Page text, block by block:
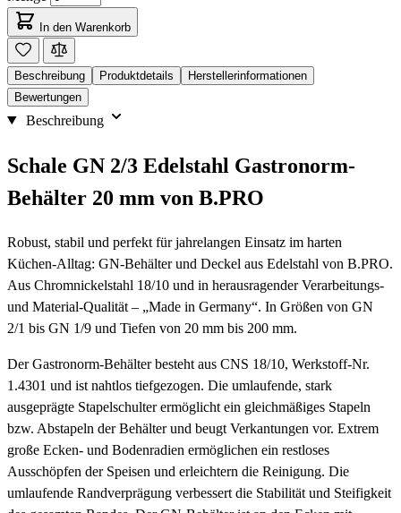
In den Warenkorb
Beschreibung Produktdetails
Herstellerinformationen
Bewertungen
Beschreibung
Schale GN 2/3 Edelstahl Gastronorm-
Behälter 20 mm von B.PRO
Robust, stabil und perfekt für jahrelangen Einsatz im harten
Küchen-Alltag: GN-Behälter und Deckel aus Edelstahl von B.PRO.
Aus Chromnickelstahl 18/10 und in herausragender Verarbeitungs-
und Material-Qualität – „Made in Germany“. In Größen von GN
2/1 bis GN 1/9 und Tiefen von 20 mm bis 200 mm.
Der Gastronorm-Behälter besteht aus CNS 18/10, Werkstoff-Nr.
1.4301 und ist nahtlos tiefgezogen. Die umlaufende, stark
ausgeprägte Stapelschulter ermöglicht ein gleichmäßiges Stapeln
bzw. Abstapeln der Behälter und beugt Verkantungen vor. Extrem
große Ecken- und Bodenradien ermöglichen ein restloses
Ausschöpfen der Speisen und erleichtern die Reinigung. Die
umlaufende Randverprägung verbessert die Stabilität und Steifigkeit